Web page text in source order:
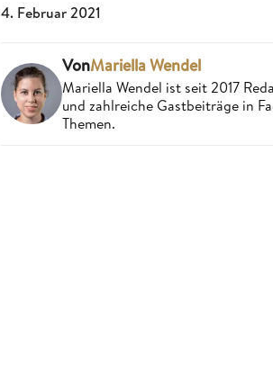
4. Februar 2021
VonMariella Wendel
Mariella Wendel ist seit 2017
und zahlreiche Gastbeiträge in
Themen.